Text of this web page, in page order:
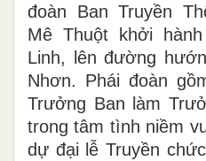
đoàn Ban Truyền
Mê Thuột khởi
Linh, lên đường
Nhơn. Phái đoàn
Trưởng Ban làm
trong tâm tình niềm
dự đại lễ Truyền